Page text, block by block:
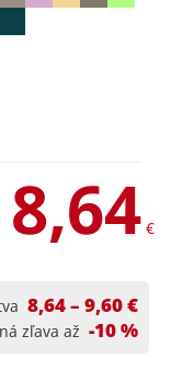
8,64 €
8,64 – 9,60 €
zľava až -10 %